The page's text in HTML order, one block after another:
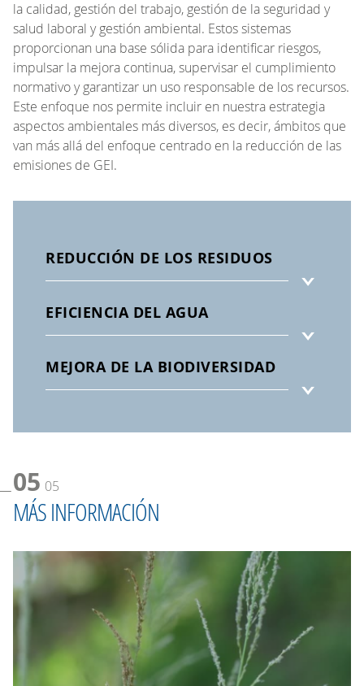
la calidad, gestión del trabajo, gestión de la seguridad y
salud laboral y gestión ambiental. Estos sistemas
proporcionan una base sólida para identificar riesgos,
impulsar la mejora continua, supervisar el cumplimiento
normativo y garantizar un uso responsable de los recursos.
Este enfoque nos permite incluir en nuestra estrategia
aspectos ambientales más diversos, es decir, ámbitos que
van más allá del enfoque centrado en la reducción de las
emisiones de GEI.
REDUCCIÓN DE LOS RESIDUOS
EFICIENCIA DEL AGUA
MEJORA DE LA BIODIVERSIDAD
05 05
MÁS INFORMACIÓN